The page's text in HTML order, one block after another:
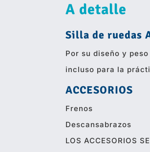
A detalle
Silla de ruedas
Por su diseño y
incluso para la
ACCESORIOS
Frenos
Descansabrazos
LOS ACCESORIOS